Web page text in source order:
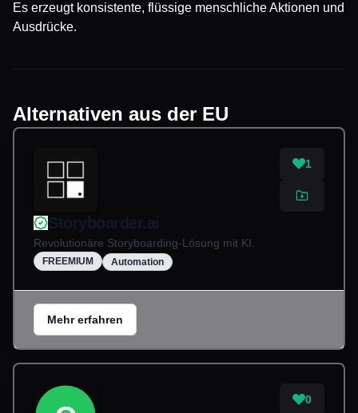
Es erzeugt konsistente, flüssige menschliche Aktionen und
Ausdrücke.
Alternativen aus der EU
1
Storyboarder.ai
Revolutionäre Storyboarding-Lösung mit KI.
FREEMIUM Automation
Mehr erfahren
0